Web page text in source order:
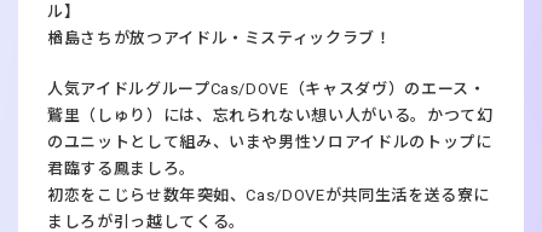
ル】
楢島さちが放つアイドル・ミスティックラブ！
人気アイドルグループCas/DOVE（キャスダヴ）のエース・
鷲里（しゅり）には、忘れられない想い人がいる。かつて幻
のユニットとして組み、いまや男性ソロアイドルのトップに
君臨する鳳ましろ。
初恋をこじらせ数年――突如、Cas/DOVEが共同生活を送る寮に
ましろが引っ越してくる。